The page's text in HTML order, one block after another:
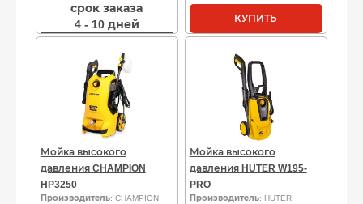
срок заказа
4 - 10 дней
КУПИТЬ
Мойка высокого
давления CHAMPION
HP3250
Производитель: CHAMPION
Мойка высокого
давления HUTER W195-
PRO
Производитель: HUTER